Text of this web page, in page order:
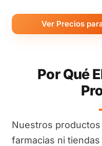
Ver Precios
Por Qué
Nuestros
farmacias ni